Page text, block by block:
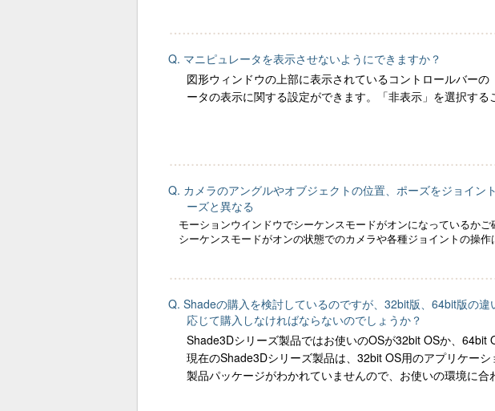
Q. マニピュレータを表示させないようにできますか？
図形ウィンドウの上部に表示されているコントロールバー
ータの表示に関する設定ができます。「非表示」を選択す
Q. カメラのアングルやオブジェクトの位置、ポーズをジョイ
ーズと異なる
モーションウインドウでシーケンスモードがオンになっているかご
シーケンスモードがオンの状態でのカメラや各種ジョイントの操
Q. Shadeの購入を検討しているのですが、32bit版、64bit版の
応じて購入しなければならないのでしょうか？
Shade3Dシリーズ製品ではお使いのOSが32bit OSか、64bit
現在のShade3Dシリーズ製品は、32bit OS用のアプリケーシ
製品パッケージがわかれていませんので、お使いの環境に